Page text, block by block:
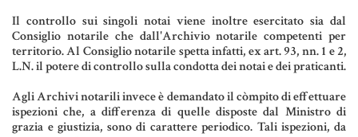
CONTRATTO DI RETE
ENTI NO-PROFIT
LEASING
Il controllo sui singoli notai viene inoltre esercitato sia dal
Consiglio notarile che dall'Archivio notarile competenti per
territorio. Al Consiglio notarile spetta infatti, ex art. 93, nn. 1 e 2,
L.N. il potere di controllo sulla condotta dei notai e dei praticanti.
Agli Archivi notarili invece è demandato il còmpito di effettuare
ispezioni che, a differenza di quelle disposte dal Ministro di
grazia e giustizia, sono di carattere periodico. Tali ispezioni, da